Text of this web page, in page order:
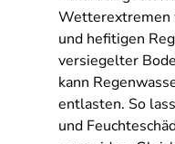
Wetterextremen
und hefitigen
versiegelter
kann
entlasten. So
und